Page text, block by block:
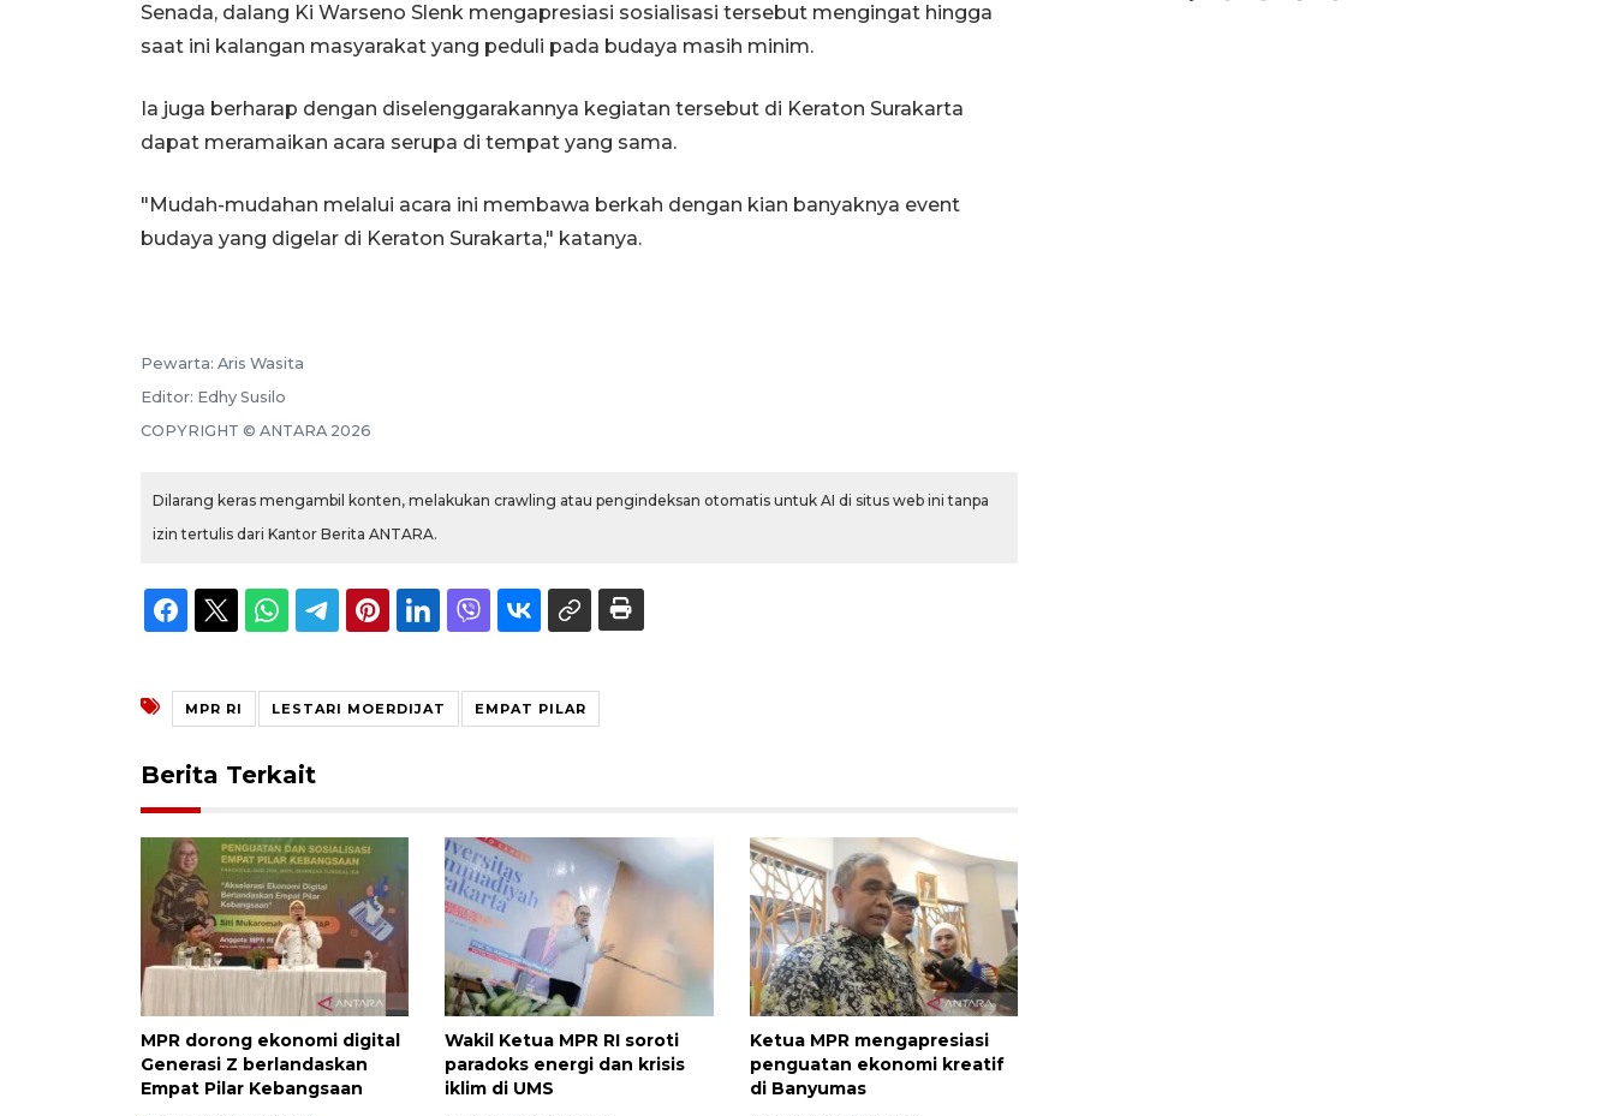
Senada, dalang Ki Warseno Slenk mengapresiasi sosialisasi tersebut mengingat hingga
saat ini kalangan masyarakat yang peduli pada budaya masih minim.
Ia juga berharap dengan diselenggarakannya kegiatan tersebut di Keraton Surakarta
dapat meramaikan acara serupa di tempat yang sama.
"Mudah-mudahan melalui acara ini membawa berkah dengan kian banyaknya event
budaya yang digelar di Keraton Surakarta," katanya.
Pewarta: Aris Wasita
Editor: Edhy Susilo
COPYRIGHT © ANTARA 2026
Dilarang keras mengambil konten, melakukan crawling atau pengindeksan otomatis untuk AI di situs web ini tanpa
izin tertulis dari Kantor Berita ANTARA.
MPR RI LESTARI MOERDIJAT EMPAT PILAR
Berita Terkait
MPR dorong ekonomi digital
Generasi Z berlandaskan
Empat Pilar Kebangsaan
Wakil Ketua MPR RI soroti
paradoks energi dan krisis
iklim di UMS
Ketua MPR mengapresiasi
penguatan ekonomi kreatif
di Banyumas